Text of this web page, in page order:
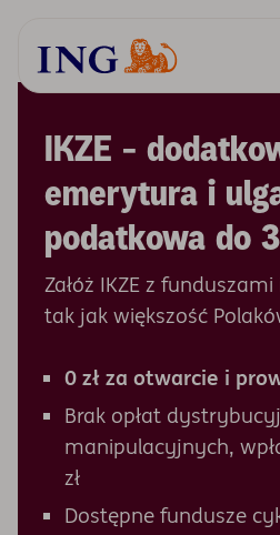
Menu główne
Najważniejsze informacje
Wpłaty i ulgi
Kalkulator IKZE
Pytania i odpowiedzi
Informacje i dokumenty
IKZE -
emerytura i
podatkowa do
Załóż IKZE z
tak jak większość
0 zł za otwarcie i
Brak opłat
manipulacyjnych,
zł
Dostępne fundusze